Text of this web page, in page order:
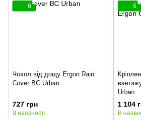
6
Чохол від дощу Ergon Rain
Cover BC Urban
727 грн
В наявності
6
Urban
1 104
В